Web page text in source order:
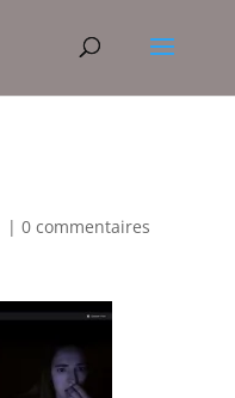
| 0 commentaires